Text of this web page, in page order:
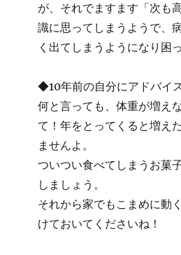
が、それでますます「次も
識に思ってしまうようで、
く出てしまうようになり困
◆10年前の自分にアドバイ
何と言っても、体重が増え
て！年をとってくると増え
ませんよ。
ついつい食べてしまうお菓
しましょう。
それから家でもこまめに動
けておいてくださいね！